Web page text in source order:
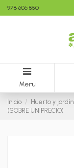
978 606 850
Menu
Inicio Huerto y jardín
(SOBRE UNIPRECIO)